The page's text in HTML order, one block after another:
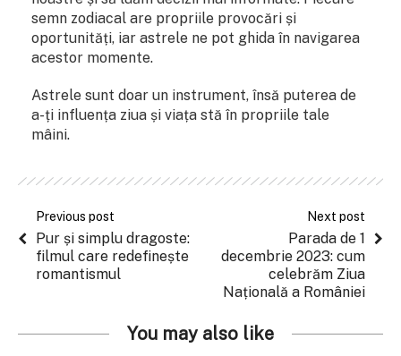
semn zodiacal are propriile provocări și
oportunități, iar astrele ne pot ghida în navigarea
acestor momente.
Astrele sunt doar un instrument, însă puterea de
a-ți influența ziua și viața stă în propriile tale
mâini.
Previous post
Pur și simplu dragoste:
filmul care redefinește
romantismul
Next post
Parada de 1
decembrie 2023: cum
celebrăm Ziua
Națională a României
You may also like